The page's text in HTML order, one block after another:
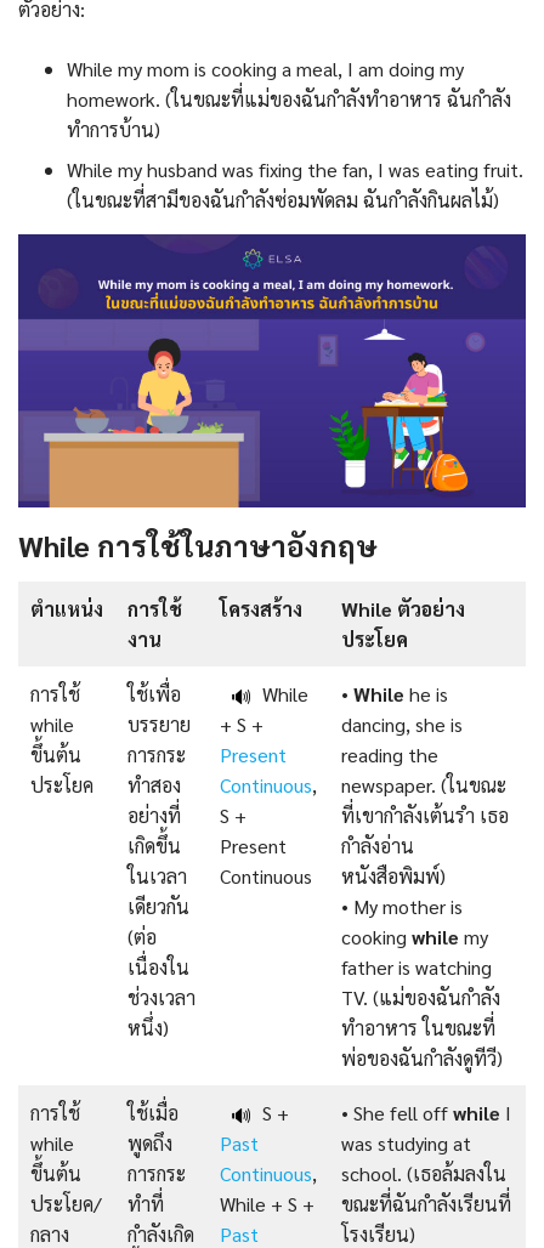
ตัวอย่าง:
While my mom is cooking a meal, I am doing my
homework. (ในขณะที่แม่ของฉันกำลังทำอาหาร ฉันกำลัง
ทำการบ้าน)
While my husband was fixing the fan, I was eating fruit.
(ในขณะที่สามีของฉันกำลังซ่อมพัดลม ฉันกำลังกินผลไม้)
While การใช้ในภาษาอังกฤษ
ตำแหน่ง
การใช้
งาน
โครงสร้าง
While ตัวอย่าง
ประโยค
การใช้
while
ขึ้นต้น
ประโยค
ใช้เพื่อ
บรรยาย
การกระ
ทำสอง
อย่างที่
เกิดขึ้น
ในเวลา
เดียวกัน
(ต่อ
เนื่องใน
ช่วงเวลา
หนึ่ง)
🔊 While
+ S +
Present
Continuous,
S +
Present
Continuous
• While he is
dancing, she is
reading the
newspaper. (ในขณะ
ที่เขากำลังเต้นรำ เธอ
กำลังอ่าน
หนังสือพิมพ์)
• My mother is
cooking while my
father is watching
TV. (แม่ของฉันกำลัง
ทำอาหาร ในขณะที่
พ่อของฉันกำลังดูทีวี)
การใช้
while
ขึ้นต้น
ประโยค/
กลาง
ใช้เมื่อ
พูดถึง
การกระ
ทำที่
กำลังเกิด
🔊 S +
Past
Continuous,
While + S +
Past
• She fell offwhile I
was studying at
school. (เธอล้มลงใน
ขณะที่ฉันกำลังเรียนที่
โรงเรียน)